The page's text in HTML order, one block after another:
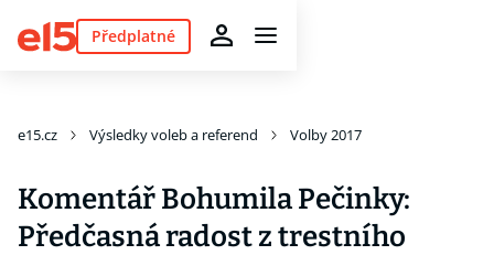
Předplatné
e15.cz Výsledky voleb a referend Volby 2017
Komentář Bohumila Pečinky:
Předčasná radost z trestního